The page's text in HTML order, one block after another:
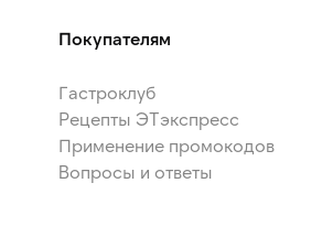
Покупателям
Гастроклуб
Рецепты ЭТэкспресс
Применение промокодов
Вопросы и ответы